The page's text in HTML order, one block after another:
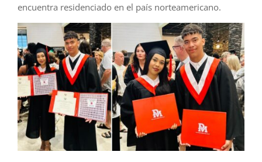
encuentra residenciado en el país norteamericano.